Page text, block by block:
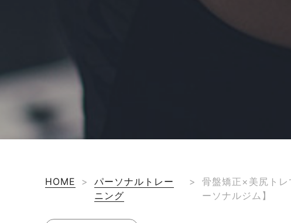
HOME >
パーソナルトレー
ニング
>
骨盤矯正×美尻トレ
ーソナルジム】